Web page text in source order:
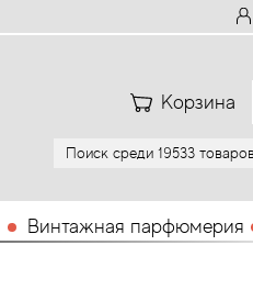
Корзина
Винтажная парфюмерия